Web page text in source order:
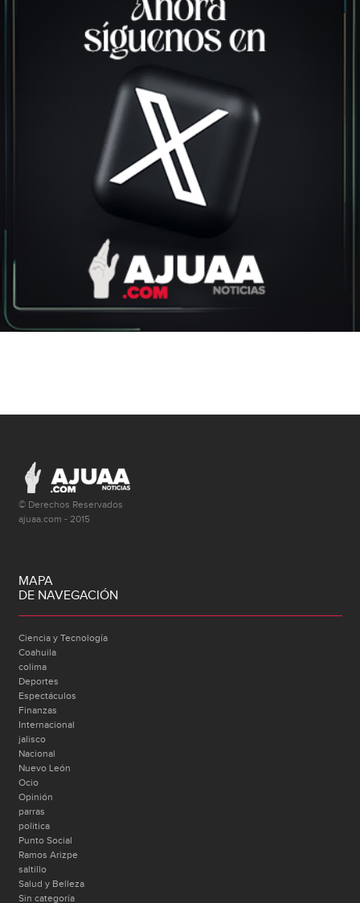
© Derechos Reservados
ajuaa.com - 2015
MAPA
DE NAVEGACIÓN
Ciencia y Tecnología
Coahuila
colima
Deportes
Espectáculos
Finanzas
Internacional
jalisco
Nacional
Nuevo León
Ocio
Opinión
parras
politica
Punto Social
Ramos Arizpe
saltillo
Salud y Belleza
Sin categoría